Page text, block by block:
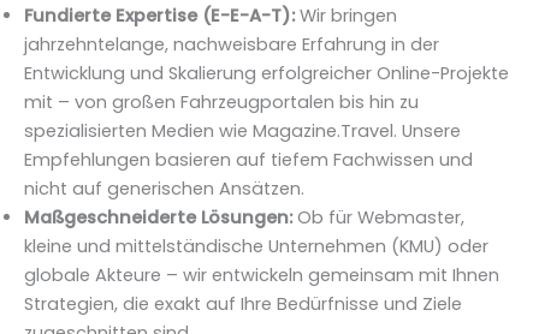
Fundierte Expertise (E-E-A-T):Wir bringen
jahrzehntelange, nachweisbare Erfahrung in der
Entwicklung und Skalierung erfolgreicher Online-Projekte
mit – von großen Fahrzeugportalen bis hin zu
spezialisierten Medien wie Magazine.Travel. Unsere
Empfehlungen basieren auf tiefem Fachwissen und
nicht auf generischen Ansätzen.
Maßgeschneiderte Lösungen:Ob für Webmaster,
kleine und mittelständische Unternehmen (KMU) oder
globale Akteure – wir entwickeln gemeinsam mit Ihnen
Strategien, die exakt auf Ihre Bedürfnisse und Ziele